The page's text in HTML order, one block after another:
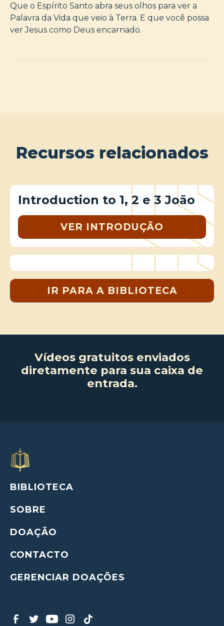
Que o Espírito Santo abra seus olhos para ver a
Palavra da Vida que veio à Terra. E que você possa
ver Jesus como Deus encarnado.
Recursos relacionados
Introduction to 1, 2 e 3 João
VER INTRODUÇÃO
IR PARA A BIBLIOTECA
Vídeos gratuitos enviados
diretamente para sua caixa de
entrada.
BIBLIOTECA
SOBRE
DOAÇÃO
CONTACTO
GERENCIAR DOAÇÕES